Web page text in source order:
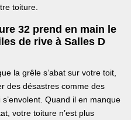
toiture.
32 prend en main le
de rive à Salles D
la grêle s’abat sur votre toit,
des désastres comme des
Quand il en manque
votre toiture n’est plus